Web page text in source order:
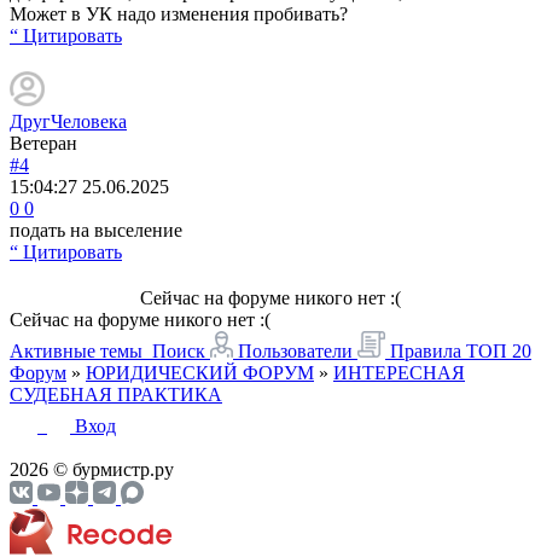
Может в УК надо изменения пробивать?
“ Цитировать
ДругЧеловека
Ветеран
#4
15:04:27 25.06.2025
0 0
подать на выселение
“ Цитировать
Сейчас на форуме никого нет :(
Сейчас на форуме никого нет :(
Активные темы Поиск Пользователи Правила ТОП 20
Форум » ЮРИДИЧЕСКИЙ ФОРУМ » ИНТЕРЕСНАЯ
СУДЕБНАЯ ПРАКТИКА
Вход
2026 © бурмистр.ру